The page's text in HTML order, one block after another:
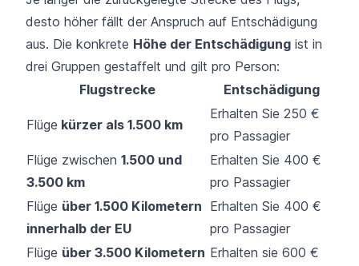
desto höher fällt der Anspruch auf Entschädigung
aus. Die konkrete Höhe der Entschädigung ist in
drei Gruppen gestaffelt und gilt pro Person:
Flugstrecke
Entschädigung
Flüge kürzer als 1.500 km
Erhalten Sie 250 €
pro Passagier
Flüge zwischen 1.500 und
3.500 km
Erhalten Sie 400 €
pro Passagier
Flüge über 1.500 Kilometern
innerhalb der EU
Erhalten Sie 400 €
pro Passagier
Flüge über 3.500 Kilometern Erhalten sie 600 €